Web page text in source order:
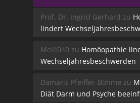
Prof. Dr. Ingrid Gerhard zu
lindert
Melli040 zu Homöopathie
Wechseljahresbeschwerden
Damaris Pfeiffer-Böhme zu
Diät Darm und Psyche